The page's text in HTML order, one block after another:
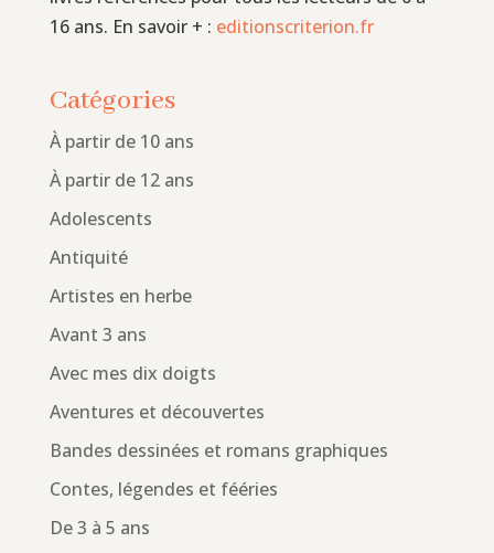
16 ans. En savoir + : editionscriterion.fr
Catégories
À partir de 10 ans
À partir de 12 ans
Adolescents
Antiquité
Artistes en herbe
Avant 3 ans
Avec mes dix doigts
Aventures et découvertes
Bandes dessinées et romans graphiques
Contes, légendes et fééries
De 3 à 5 ans